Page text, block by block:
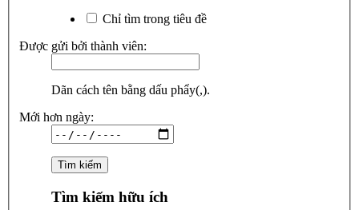
Chỉ tìm trong tiêu đề
Được gửi bởi thành viên:
Dãn cách tên bằng dấu phẩy(,).
Mới hơn ngày:
Tìm kiếm hữu ích